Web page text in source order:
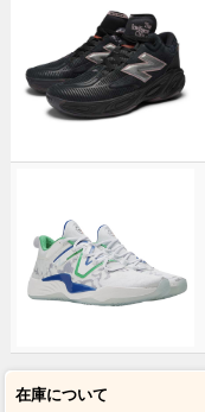
在庫について